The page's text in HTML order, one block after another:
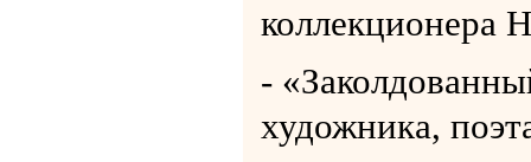
коллекционера
-
художника,